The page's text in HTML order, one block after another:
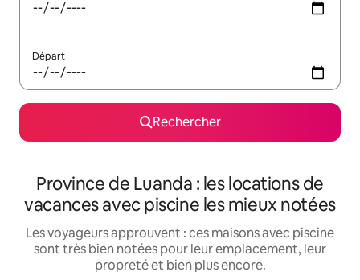
Départ
Rechercher
Province de Luanda : les locations de
vacances avec piscine les mieux notées
Les voyageurs approuvent : ces maisons avec piscine
sont très bien notées pour leur emplacement, leur
propreté et bien plus encore.